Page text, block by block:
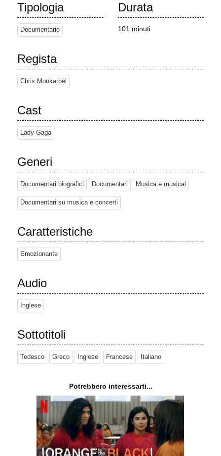
Tipologia
Documentario
Durata
101 minuti
Regista
Chris Moukarbel
Cast
Lady Gaga
Generi
Documentari biografici Documentari Musica e musical
Documentari su musica e concerti
Caratteristiche
Emozionante
Audio
Inglese
Sottotitoli
Tedesco Greco Inglese Francese Italiano
Potrebbero interessarti...